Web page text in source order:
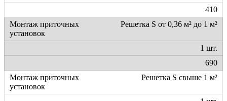
410
Решетка S от 0,36 м² до 1 м²
1 шт.
690
Решетка S свыше 1 м²